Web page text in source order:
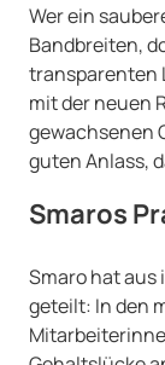
Wer ein
Bandbreiten,
transparenten
mit der neuen
gewachsenen
guten Anlass,
Smaros
Smaro hat
geteilt: In den